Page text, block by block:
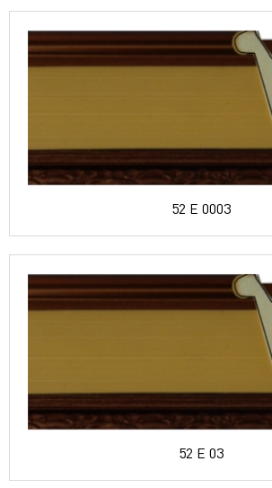
52 E 0003
52 E 03